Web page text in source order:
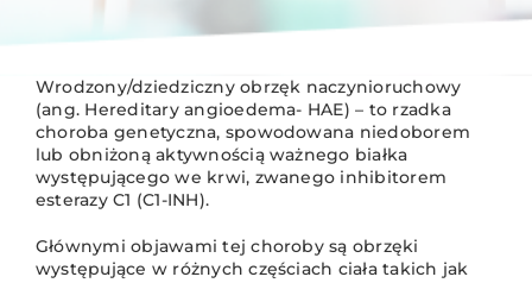
Wrodzony/dziedziczny obrzęk naczynioruchowy
(ang. Hereditary angioedema- HAE) – to rzadka
choroba genetyczna, spowodowana niedoborem
lub obniżoną aktywnością ważnego białka
występującego we krwi, zwanego inhibitorem
esterazy C1 (C1-INH).
Głównymi objawami tej choroby są obrzęki
występujące w różnych częściach ciała takich jak